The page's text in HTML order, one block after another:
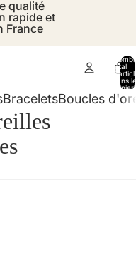
qualité
rapide et
France
total
dans le
BraceletsBoucles